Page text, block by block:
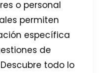
o personal
permiten
específica
de
todo lo